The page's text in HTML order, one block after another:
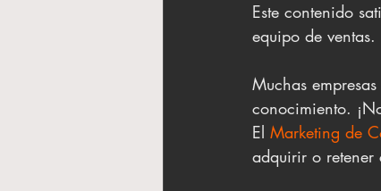
Este contenido
equipo de ventas.
Muchas
conocimiento.
El Marketing de
adquirir o retener